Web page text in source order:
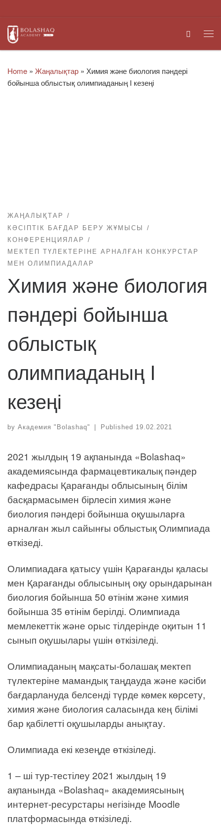
Search
Home » Жаңалықтар » Химия және биология пәндері
бойынша облыстық олимпиаданың I кезеңі
ЖАҢАЛЫҚТАР
КӘСІПТІК БАҒДАР БЕРУ ЖҰМЫСЫ
КОНФЕРЕНЦИЯЛАР
МЕКТЕП ТҮЛЕКТЕРІНЕ АРНАЛҒАН КОНКУРСТАР
МЕН ОЛИМПИАДАЛАР
Химия және биология
пәндері бойынша
облыстық
олимпиаданың I
кезеңі
by Академия "Bolashaq" | Published 19.02.2021
2021 жылдың 19 ақпанында «Bolashaq»
академиясында фармацевтикалық пәндер
кафедрасы Қарағанды облысының білім
басқармасымен бірлесіп химия және
биология пәндері бойынша оқушыларға
арналған жыл сайынғы облыстық Олимпиада
өткізеді.
Олимпиадаға қатысу үшін Қарағанды қаласы
мен Қарағанды облысының оқу орындарынан
биология бойынша 50 өтінім және химия
бойынша 35 өтінім берілді. Олимпиада
мемлекеттік және орыс тілдерінде оқитын 11
сынып оқушылары үшін өткізіледі.
Олимпиаданың мақсаты-болашақ мектеп
түлектеріне мамандық таңдауда және кәсіби
бағдарлануда белсенді түрде көмек көрсету,
химия және биология саласында кең білімі
бар қабілетті оқушыларды анықтау.
Олимпиада екі кезеңде өткізіледі.
1 – ші тур-тестілеу 2021 жылдың 19
ақпанында «Bolashaq» академиясының
интернет-ресурстары негізінде Moodle
платформасында өткізіледі.